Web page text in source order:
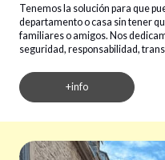
Tenemos la solución para que
departamento o casa sin tener
familiares o amigos. Nos
seguridad, responsabilidad,
+info